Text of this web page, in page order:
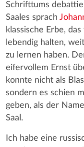
Schrifttums
Saales sprach
klassische Erbe,
lebendig halten,
zu lernen haben.
eifervollem Ernst
konnte nicht als
sondern es schien
geben, als der
Saal.
Ich habe eine